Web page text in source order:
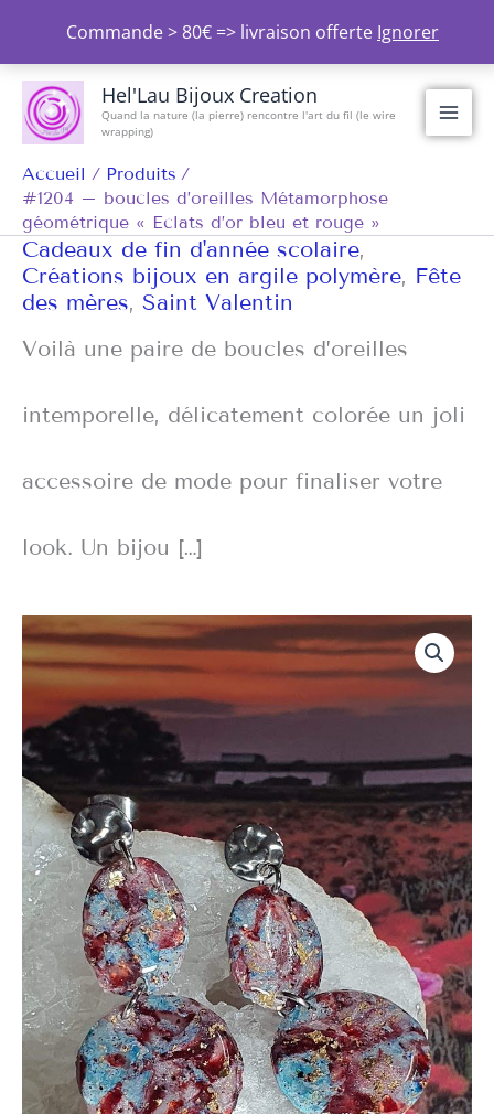
Commande > 80€ => livraison offerte Ignorer
contenu
Hel'Lau Bijoux Creation
Quand la nature (la pierre) rencontre l'art du fil (le wire
wrapping)
Accueil
Produits
#1204 – boucles d’oreilles Métamorphose
géométrique « Eclats d’or bleu et rouge »
Cadeaux de fin d'année scolaire,
Créations bijoux en argile polymère, Fête
des mères, Saint Valentin
Voilà une paire de boucles d’oreilles
intemporelle, délicatement colorée un joli
accessoire de mode pour finaliser votre
look. Un bijou […]